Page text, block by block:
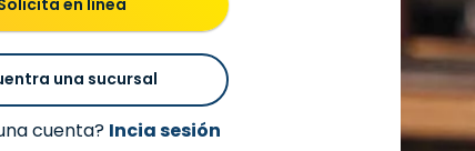
en línea
una sucursal
cuenta? Incia sesión